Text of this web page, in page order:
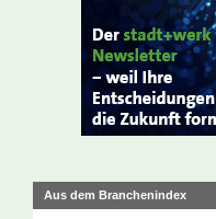
Aus dem Branchenindex